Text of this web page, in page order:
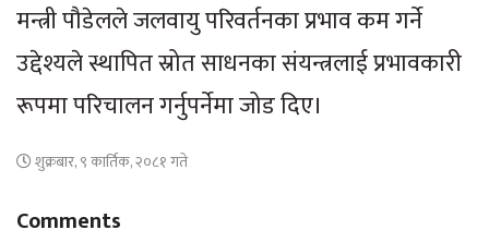
मन्त्री पौडेलले जलवायु परिवर्तनका प्रभाव कम गर्ने
उद्देश्यले स्थापित स्रोत साधनका संयन्त्रलाई प्रभावकारी
रूपमा परिचालन गर्नुपर्नेमा जोड दिए।
शुक्रबार, ९ कार्तिक, २०८१ गते
Comments